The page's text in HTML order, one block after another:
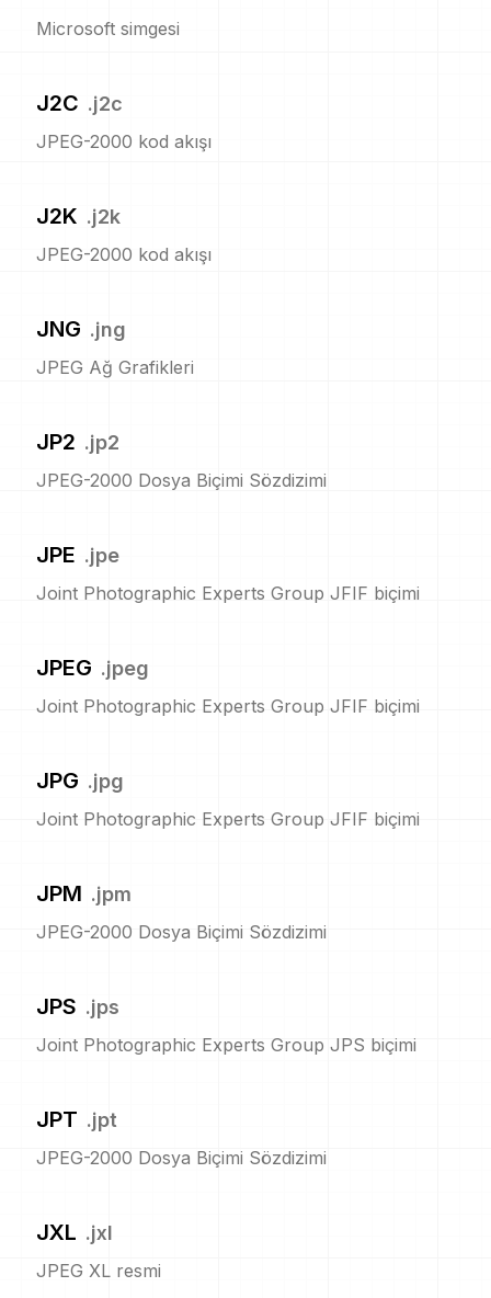
Microsoft simgesi
J2C .j2c
JPEG-2000 kod akışı
J2K .j2k
JPEG-2000 kod akışı
JNG .jng
JPEG Ağ Grafikleri
JP2 .jp2
JPEG-2000 Dosya Biçimi Sözdizimi
JPE .jpe
Joint Photographic Experts Group JFIF biçimi
JPEG .jpeg
Joint Photographic Experts Group JFIF biçimi
JPG .jpg
Joint Photographic Experts Group JFIF biçimi
JPM .jpm
JPEG-2000 Dosya Biçimi Sözdizimi
JPS .jps
Joint Photographic Experts Group JPS biçimi
JPT .jpt
JPEG-2000 Dosya Biçimi Sözdizimi
JXL .jxl
JPEG XL resmi